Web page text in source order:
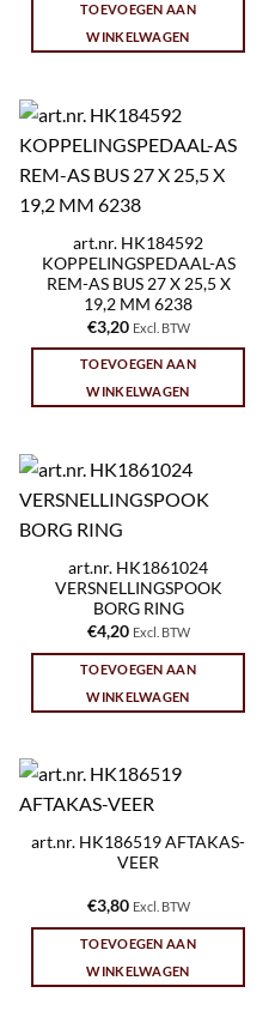
TOEVOEGEN AAN
WINKELWAGEN
art.nr. HK184592
KOPPELINGSPEDAAL-AS
REM-AS BUS 27 X 25,5 X
19,2 MM 6238
€3,20 Excl. BTW
TOEVOEGEN AAN
WINKELWAGEN
art.nr. HK1861024
VERSNELLINGSPOOK
BORG RING
€4,20 Excl. BTW
TOEVOEGEN AAN
WINKELWAGEN
art.nr. HK186519 AFTAKAS-
VEER
€3,80 Excl. BTW
TOEVOEGEN AAN
WINKELWAGEN